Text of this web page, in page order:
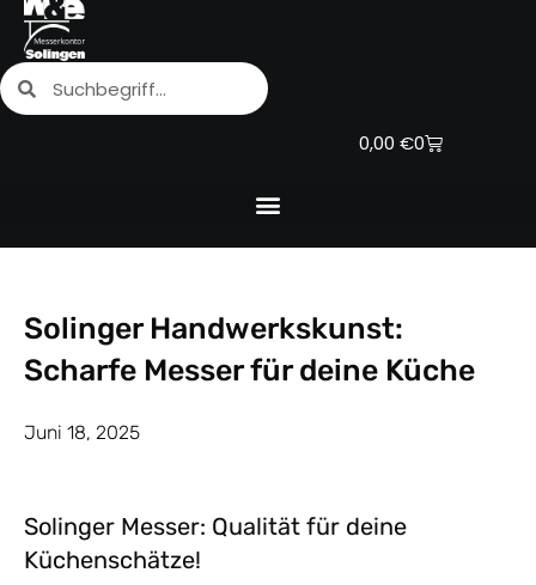
Zum
Inhalt
springen
SucheSuche
0,00 €0
Warenkorb
Solinger Handwerkskunst:
Scharfe Messer für deine Küche
Juni 18, 2025
Solinger Messer: Qualität für deine
Küchenschätze!